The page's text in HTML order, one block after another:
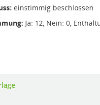
einstimmig beschlossen
Ja: 12, Nein: 0,